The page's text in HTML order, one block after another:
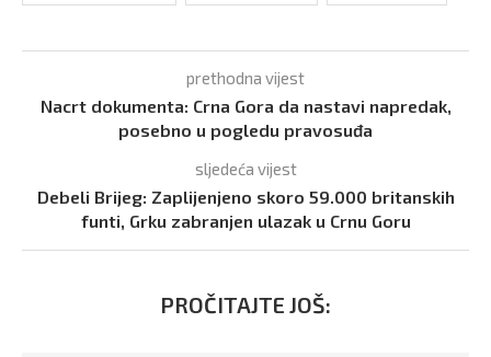
prethodna vijest
Nacrt dokumenta: Crna Gora da nastavi napredak,
posebno u pogledu pravosuđa
sljedeća vijest
Debeli Brijeg: Zaplijenjeno skoro 59.000 britanskih
funti, Grku zabranjen ulazak u Crnu Goru
PROČITAJTE JOŠ: